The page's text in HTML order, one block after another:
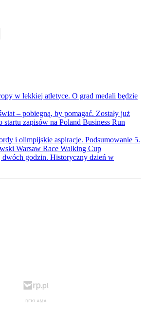
w lekkiej atletyce. O grad medali będzie
– pobiegną, by pomagać. Zostały już
zapisów na Poland Business Run
i olimpijskie aspiracje. Podsumowanie 5.
Warsaw Race Walking Cup
dwóch godzin. Historyczny dzień w